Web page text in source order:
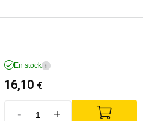
En stock i
16,10 €
- +